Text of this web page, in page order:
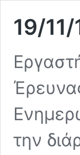
19/
την